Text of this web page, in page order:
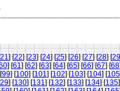
21] [22] [23] [24] [25] [26] [27] [28] [29
] [61] [62] [63] [64] [65] [66] [67] [68
99] [100] [101] [102] [103] [104] [105
] [130] [131] [132] [133] [134] [135